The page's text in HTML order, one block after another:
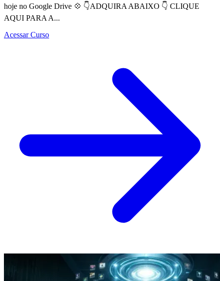
hoje no Google Drive 💠 👇ADQUIRA ABAIXO 👇 CLIQUE
AQUI PARA A...
Acessar Curso